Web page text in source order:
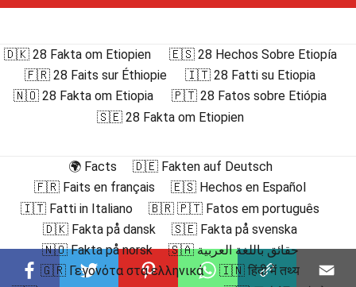
🇩🇰 28 Fakta om Etiopien
🇪🇸 28 Hechos Sobre Etiopía
🇫🇷 28 Faits sur Éthiopie
🇮🇹 28 Fatti su Etiopia
🇳🇴 28 Fakta om Etiopia
🇵🇹 28 Fatos sobre Etiópia
🇸🇪 28 Fakta om Etiopien
🌍 Facts
🇩🇪 Fakten auf Deutsch
🇫🇷 Faits en français
🇪🇸 Hechos en Español
🇮🇹 Fatti in Italiano
🇧🇷 🇵🇹 Fatos em português
🇩🇰 Fakta på dansk
🇸🇪 Fakta på svenska
🇳🇴 Fakta på norsk
🇸🇦 حقائق باللغة العربية
🇬🇷 Γεγονότα στα ελληνικά
🇮🇳 हिंदी में तथ्य